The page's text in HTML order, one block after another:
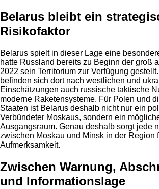
Belarus bleibt ein
Risikofaktor
Belarus spielt in dieser Lage eine
hatte Russland bereits zu Beginn der groß
2022 sein Territorium zur Verfügung
befinden sich dort nach westlichen und
Einschätzungen auch russische taktische
moderne Raketensysteme. Für Polen und
Staaten ist Belarus deshalb nicht nur ein
Verbündeter Moskaus, sondern ein
Ausgangsraum. Genau deshalb sorgt jede
zwischen Moskau und Minsk in der Region
Aufmerksamkeit.
Zwischen Warnung,
und Informationslage